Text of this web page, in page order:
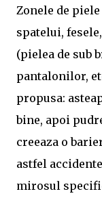
Zonele de
spatelui,
(pielea de sub
pantalonilor,
propusa:
bine, apoi
creeaza o
astfel
mirosul